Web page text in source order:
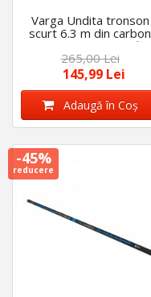
Varga Undita tronson
scurt 6.3 m din carbon
Cool Angel cu linie fir
textil
265,00 Lei
145,99 Lei
Adaugă în Coş
-45%
reducere